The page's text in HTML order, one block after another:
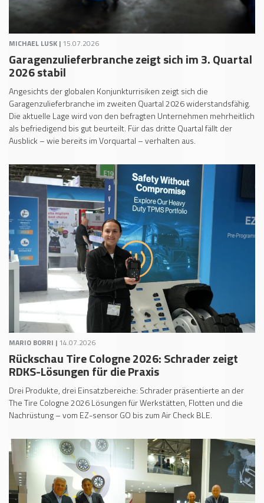
MICHAEL LUSK | 15.07.2026
Garagenzulieferbranche zeigt sich im 3. Quartal
2026 stabil
Angesichts der globalen Konjunkturrisiken zeigt sich die
Garagenzulieferbranche im zweiten Quartal 2026 widerstandsfähig.
Die aktuelle Lage wird von den befragten Unternehmen mehrheitlich
als befriedigend bis gut beurteilt. Für das dritte Quartal fällt der
Ausblick – wie bereits im Vorquartal – verhalten aus.
MARIO BORRI | 14.07.2026
Rückschau Tire Cologne 2026: Schrader zeigt
RDKS-Lösungen für die Praxis
Drei Produkte, drei Einsatzbereiche: Schrader präsentierte an der
The Tire Cologne 2026 Lösungen für Werkstätten, Flotten und die
Nachrüstung – vom EZ-sensor GO bis zum Air Check BLE.